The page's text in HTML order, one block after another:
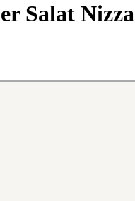
Salat Nizza